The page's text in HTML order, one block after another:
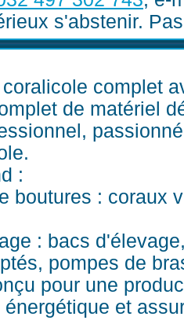
s'abstenir.
complet
de matériel
:
boutures : coraux
: bacs
pompes de
pour une
et